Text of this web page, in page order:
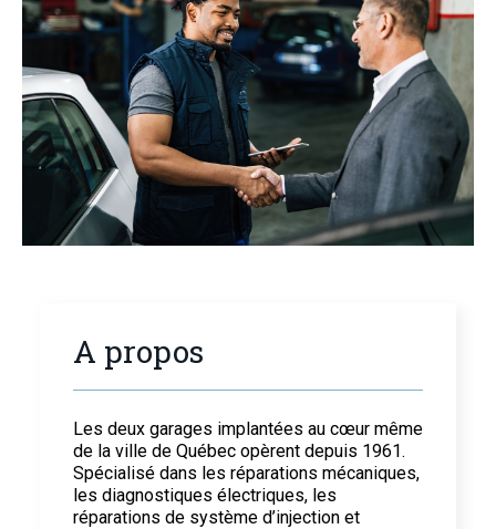
A propos
Les deux garages implantées au cœur même
de la ville de Québec opèrent depuis 1961.
Spécialisé dans les réparations mécaniques,
les diagnostiques électriques, les
réparations de système d’injection et